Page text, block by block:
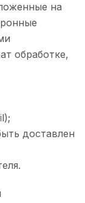
на
обработке,
доставлен